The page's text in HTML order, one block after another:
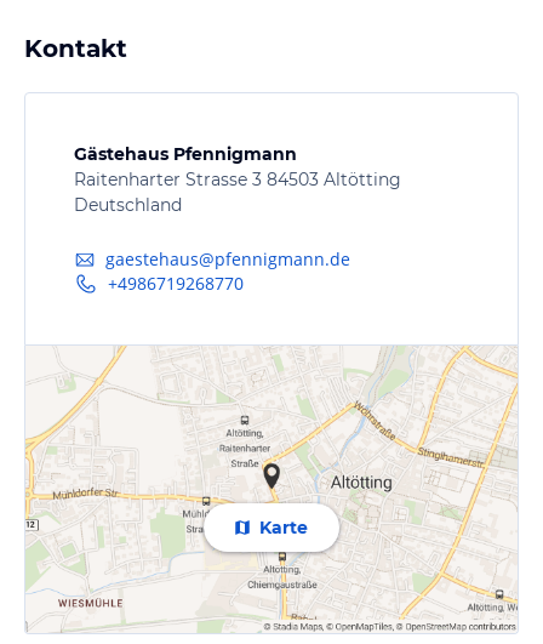
Kontakt
Gästehaus Pfennigmann
Raitenharter Strasse 3 84503 Altötting
Deutschland
gaestehaus@pfennigmann.de
+4986719268770
Karte